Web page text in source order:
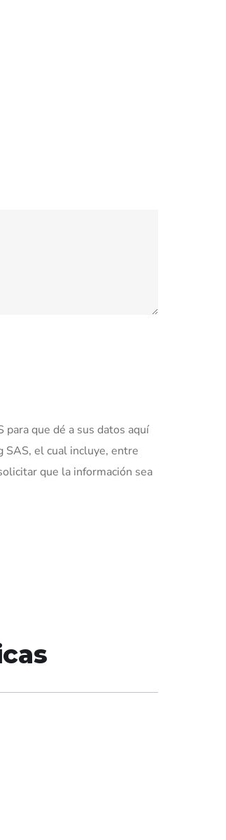
que dé a sus datos aquí
SAS, el cual incluye, entre
que la información sea